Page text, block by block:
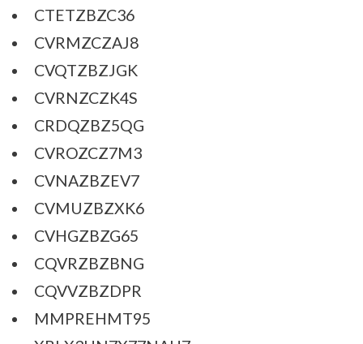
CTETZBZC36
CVRMZCZAJ8
CVQTZBZJGK
CVRNZCZK4S
CRDQZBZ5QG
CVROZCZ7M3
CVNAZBZEV7
CVMUZBZXK6
CVHGZBZG65
CQVRZBZBNG
CQVVZBZDPR
MMPREHMT95